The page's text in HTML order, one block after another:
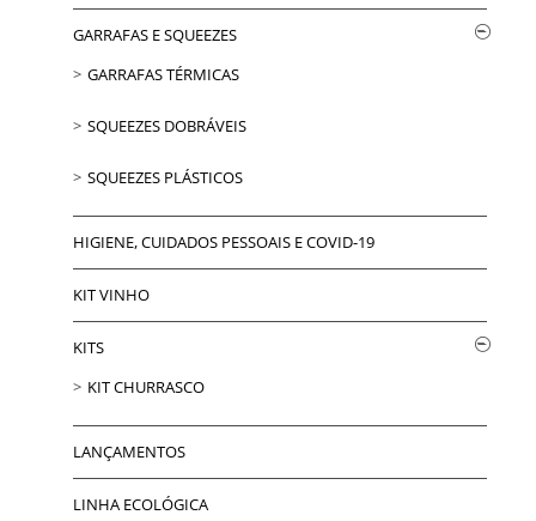
GARRAFAS E SQUEEZES
GARRAFAS TÉRMICAS
SQUEEZES DOBRÁVEIS
SQUEEZES PLÁSTICOS
HIGIENE, CUIDADOS PESSOAIS E COVID-19
KIT VINHO
KITS
KIT CHURRASCO
LANÇAMENTOS
LINHA ECOLÓGICA